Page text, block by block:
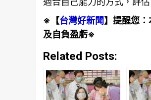
※【台灣好新聞】提醒您
及自負盈虧※
Related Posts: